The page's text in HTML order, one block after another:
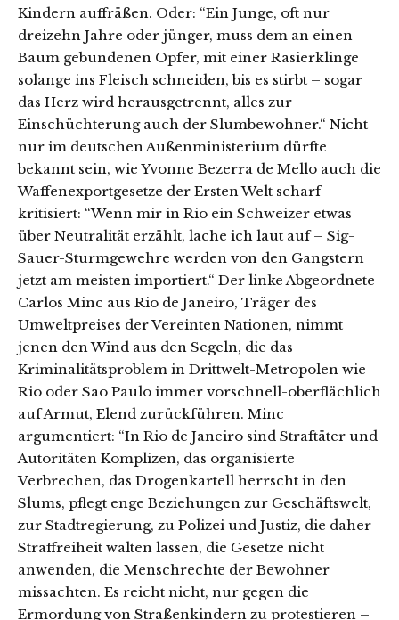
Kindern auffräßen. Oder: “Ein Junge, oft nur
dreizehn Jahre oder jünger, muss dem an einen
Baum gebundenen Opfer, mit einer Rasierklinge
solange ins Fleisch schneiden, bis es stirbt – sogar
das Herz wird herausgetrennt, alles zur
Einschüchterung auch der Slumbewohner.“ Nicht
nur im deutschen Außenministerium dürfte
bekannt sein, wie Yvonne Bezerra de Mello auch die
Waffenexportgesetze der Ersten Welt scharf
kritisiert: “Wenn mir in Rio ein Schweizer etwas
über Neutralität erzählt, lache ich laut auf – Sig-
Sauer-Sturmgewehre werden von den Gangstern
jetzt am meisten importiert.“ Der linke Abgeordnete
Carlos Minc aus Rio de Janeiro, Träger des
Umweltpreises der Vereinten Nationen, nimmt
jenen den Wind aus den Segeln, die das
Kriminalitätsproblem in Drittwelt-Metropolen wie
Rio oder Sao Paulo immer vorschnell-oberflächlich
auf Armut, Elend zurückführen. Minc
argumentiert: “In Rio de Janeiro sind Straftäter und
Autoritäten Komplizen, das organisierte
Verbrechen, das Drogenkartell herrscht in den
Slums, pflegt enge Beziehungen zur Geschäftswelt,
zur Stadtregierung, zu Polizei und Justiz, die daher
Straffreiheit walten lassen, die Gesetze nicht
anwenden, die Menschrechte der Bewohner
missachten. Es reicht nicht, nur gegen die
Ermordung von Straßenkindern zu protestieren –